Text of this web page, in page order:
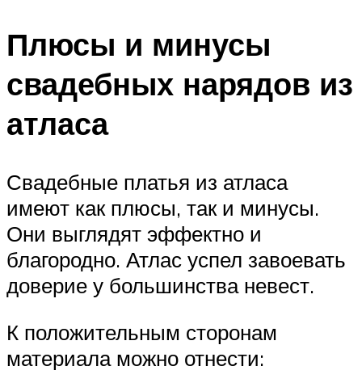
Плюсы и минусы
свадебных нарядов из
атласа
Свадебные платья из атласа
имеют как плюсы, так и минусы.
Они выглядят эффектно и
благородно. Атлас успел завоевать
доверие у большинства невест.
К положительным сторонам
материала можно отнести: